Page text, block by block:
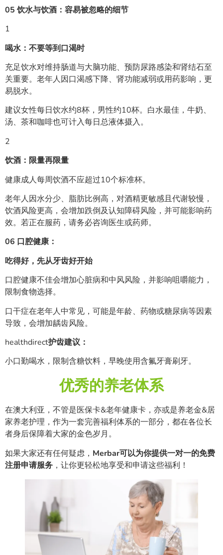
05 饮水与饮酒：容易被忽略的细节
1
喝水：不要等到口渴时
充足饮水对维持肠道与大脑功能、预防尿路感染和肾结石至
关重要。老年人因口渴感下降、肾功能减弱或用药影响，更
易脱水。
建议女性每日饮水约8杯，男性约10杯。白水最佳，牛奶、
汤、茶和咖啡也可计入每日总液体摄入。
2
饮酒：限量再限量
健康成人每周饮酒不应超过10个标准杯。
老年人因水分少、脂肪比例高，对酒精更敏感且代谢较慢，
饮酒风险更高，会增加跌倒及认知障碍风险，并可能影响药
效。若正在服药，请务必咨询医生或药师。
06 口腔健康：
吃得好，先从牙齿好开始
口腔健康不佳会增加心脏病和中风风险，并影响咀嚼能力，
限制食物选择。
口干症在老年人中常见，可能是年龄、药物或糖尿病等因素
导致，会增加龋齿风险。
healthdirect护齿建议：
小口勤喝水，限制含糖饮料，早晚使用含氟牙膏刷牙。
优秀的养老体系
在澳大利亚，不管是医保卡&老年健康卡，亦或是养老金&居
家养老护理，作为一套完善福利体系的一部分，都在各位长
者身后保障着大家的金色岁月。
如果大家还有任何疑虑， Merbar可以为你提供一对一的免费
注册申请服务 ，让你更轻松地享受和申请这些福利！